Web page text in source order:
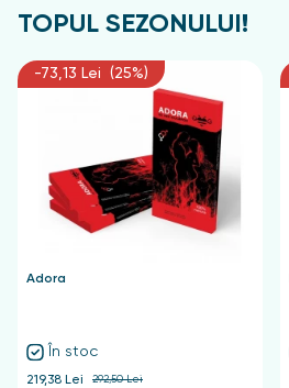
TOPUL SEZONULUI!
-73,13 Lei (25%)
Adora
În stoc
219,38 Lei 292,50 Lei